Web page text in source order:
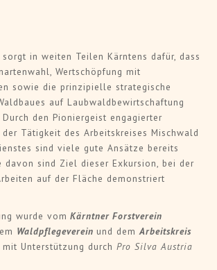
in weiten Teilen Kärntens dafür, dass
Wertschöpfung mit
sowie die prinzipielle strategische
auf Laubwaldbewirtschaftung
den Pioniergeist engagierter
Tätigkeit des Arbeitskreises Mischwald
sind viele gute Ansätze bereits
davon sind Ziel dieser Exkursion, bei der
auf der Fläche demonstriert
wurde vom Kärntner Forstverein
Waldpflegeverein und demArbeitskreis
Unterstützung durch Pro Silva Austria